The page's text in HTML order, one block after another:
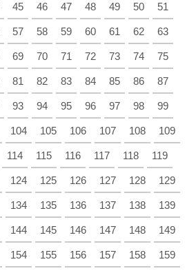
45 46 47 48 49 50 51
57 58 59 60 61 62 63
69 70 71 72 73 74 75
81 82 83 84 85 86 87
93 94 95 96 97 98 99
104 105 106 107 108 109
114 115 116 117 118 119
124 125 126 127 128 129
134 135 136 137 138 139
144 145 146 147 148 149
154 155 156 157 158 159